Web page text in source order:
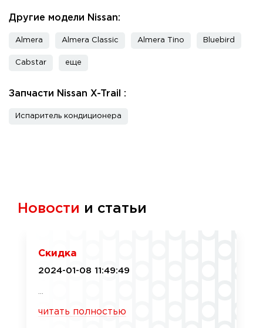
Другие модели Nissan:
Almera Almera Classic Almera Tino Bluebird
Cabstar еще
Запчасти Nissan X-Trail :
Испаритель кондиционера
Новости и статьи
Скидка
2024-01-08 11:49:49
читать полностью